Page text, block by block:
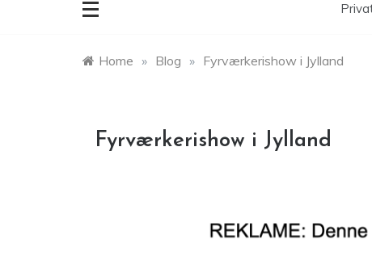
Home » Blog » Fyrværkerishow i Jylland
Fyrværkerishow i Jylland